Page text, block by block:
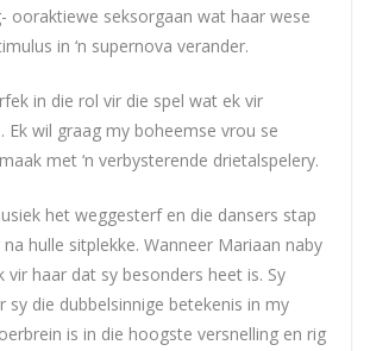
ooraktiewe seksorgaan wat haar wese
in ‘n supernova verander.
in die rol vir die spel wat ek vir
Ek wil graag my boheemse vrou se
met ‘n verbysterende drietalspelery.
het weggesterf en die dansers stap
hulle sitplekke. Wanneer Mariaan naby
vir haar dat sy besonders heet is. Sy
sy die dubbelsinnige betekenis in my
is in die hoogste versnelling en rig